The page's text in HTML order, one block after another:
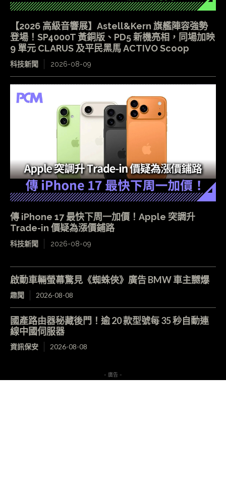
【2026 高級音響展】Astell&Kern 旗艦陣容強勢
登場！SP4000T 黃銅版、PD5 新機亮相，同場加映
9 單元 CLARUS 及平民黑馬 ACTIVO Scoop
科技新聞 2026-08-09
傳 iPhone 17 最快下周一加價！Apple 突調升
Trade-in 價疑為漲價鋪路
科技新聞 2026-08-09
啟動車輛螢幕驚見《蜘蛛俠》廣告 BMW 車主嬲爆
趣聞 2026-08-08
國產路由器秘藏後門！逾 20 款型號每 35 秒自動連
線中國伺服器
資訊保安 2026-08-08
- 廣告 -